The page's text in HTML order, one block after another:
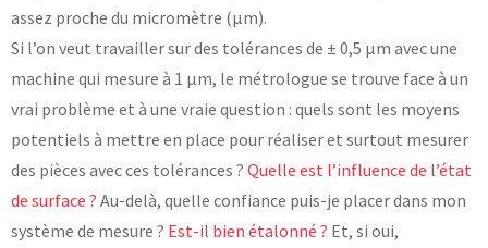
Notifications CE
Agréments internationaux
Agrément ministériel
Certifications Cofrend
Le Cetim en bref
Gouvernance
Rapports - Publications
Vidéo de présentation
Historique
Charte développement durable
Égalité Femmes/Hommes
Information pratiques
Mentions légales
Données personnelles
Conditions générales de vente
Avis d'achat
assez proche du micromètre (μm).
Si l’on veut travailler sur des tolérances de ± 0,5 μm avec une
machine qui mesure à 1 μm, le métrologue se trouve face à un
vrai problème et à une vraie question : quels sont les moyens
potentiels à mettre en place pour réaliser et surtout mesurer
des pièces avec ces tolérances ? Quelle est l’influence de l’état
de surface ? Au-delà, quelle confiance puis-je placer dans mon
système de mesure ? Est-il bien étalonné ? Et, si oui,